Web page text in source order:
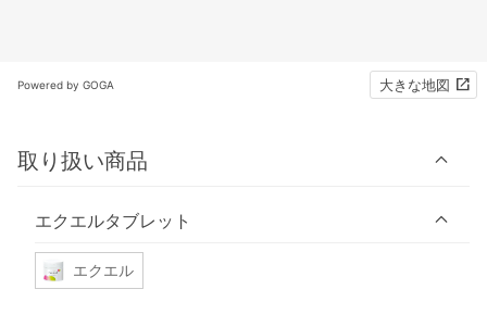
Powered by GOGA 大きな地図
取り扱い商品
エクエルタブレット
エクエル